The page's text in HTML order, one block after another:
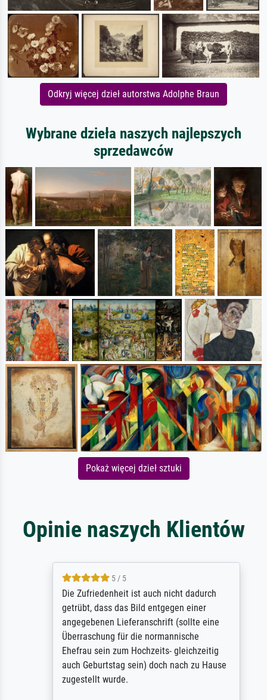
Odkryj więcej dzieł autorstwa Adolphe Braun
Wybrane dzieła naszych najlepszych
sprzedawców
Pokaż więcej dzieł sztuki
Opinie naszych Klientów
5 / 5
Die Zufriedenheit ist auch nicht dadurch
getrübt, dass das Bild entgegen einer
angegebenen Lieferanschrift (sollte eine
Überraschung für die normannische
Ehefrau sein zum Hochzeits- gleichzeitig
auch Geburtstag sein) doch nach zu Hause
zugestellt wurde.